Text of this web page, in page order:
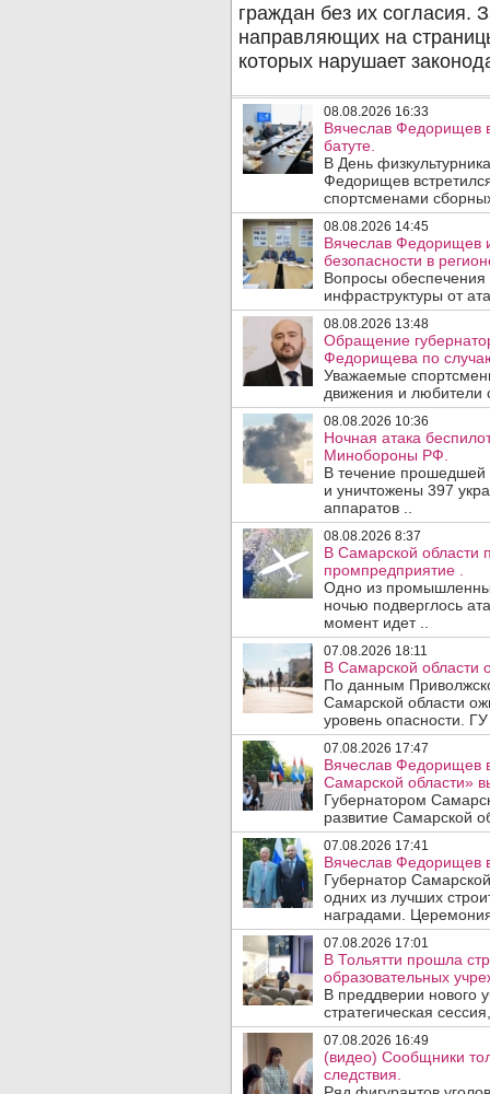
08.08.2026 16:33
Вячеслав Федорищев
батуте.
В День
Федорищев
спортсменами
08.08.2026 14:45
Вячеслав Федорищев
безопасности в
Вопросы обеспечения
инфраструктуры от
08.08.2026 13:48
Обращение
Федорищева по
Уважаемые
движения и любители
08.08.2026 10:36
Ночная атака
Минобороны РФ.
В течение
и уничтожены 397
аппаратов ..
08.08.2026 8:37
В Самарской области
промпредприятие .
Одно из
ночью подверглось
момент идет ..
07.08.2026 18:11
В Самарской области
По данным
Самарской области
уровень опасности.
07.08.2026 17:47
Вячеслав Федорищев
Самарской области»
Губернатором
развитие Самарской
07.08.2026 17:41
Вячеслав Федорищев
Губернатор
одних из лучших
наградами.
07.08.2026 17:01
В Тольятти прошла
образовательных
В преддверии нового
стратегическая
07.08.2026 16:49
(видео) Сообщники
следствия.